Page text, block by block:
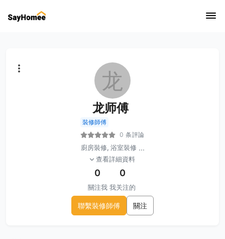
龙
龙师傅
裝修師傅
0 条評論
廚房裝修, 浴室裝修 ...
查看詳細資料
0
關注我
0
我关注的
聯繫裝修師傅 關注